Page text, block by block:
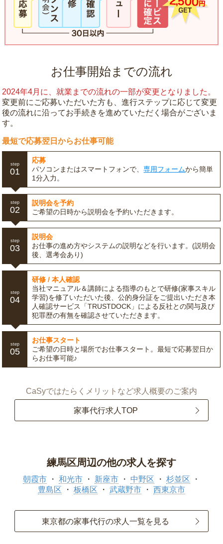
お仕事開始までの流れ
2024年4月に、就業までの流れの一部が変更となりました。
変更前にご応募いただいた方も、進行ステップに応じて変更
後の流れに沿ってお手続きを進めていただく場合がございま
す。
最短で応募翌日からお仕事可能
step
01
応募
パソコンまたはスマートフォンで、専用フォームから簡単
1分入力。
step
02
説明会を予約
ご希望の日時から説明会を予約いただきます。
step
03
説明会
お仕事の進め方やシステムの説明などを行います。(説明会
後、選考会あり)
step
04
研修 / 本人確認
当社マニュアル＆講師による指導のもとで研修(家事スキル
学習)を修了いただいた後、公的身分証をご提出いただき本
人確認サービス「TRUSTDOCK」による反社との関与及び
犯罪歴の有無を確認させていただきます。
step
05
お仕事スタート
ご希望の日時と場所でお仕事スタート。最短で応募翌日か
らお仕事可能♪
CaSyではたらくメリットなど求人概要のご案内
家事代行求人TOP
練馬区周辺の他の求人を探す
朝霞市 和光市 新座市 中野区
杉並区
豊島区
板橋区 武蔵野市 西東京市
東京都の家事代行の求人一覧を見る